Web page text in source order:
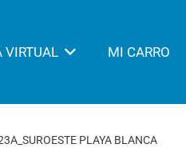
VIRTUAL MI CARRO
PLAYA BLANCA